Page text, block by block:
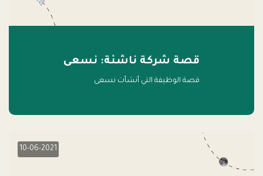
قصة شركة ناشئة: نسعى
قصة الوظيفة التي أنشأت نسعى
10-06-2021